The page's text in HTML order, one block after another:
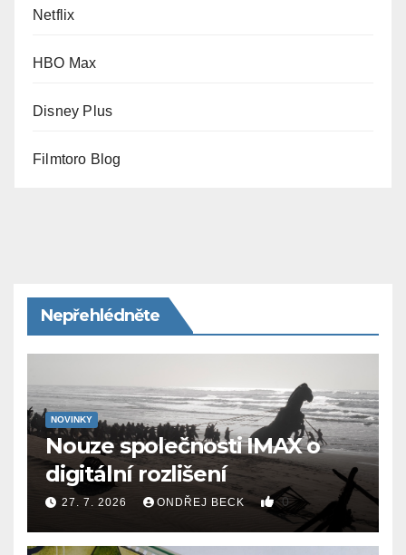
Netflix
HBO Max
Disney Plus
Filmtoro Blog
Nepřehlédněte
NOVINKY
Nouze společnosti IMAX o
digitální rozlišení
27. 7. 2026 ONDŘEJ BECK 0